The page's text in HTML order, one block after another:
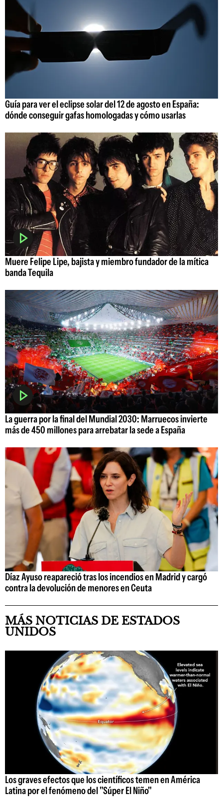
Guía para ver el eclipse solar del 12 de agosto en España:
dónde conseguir gafas homologadas y cómo usarlas
Muere Felipe Lipe, bajista y miembro fundador de la mítica
banda Tequila
La guerra por la final del Mundial 2030: Marruecos invierte
más de 450 millones para arrebatar la sede a España
Díaz Ayuso reapareció tras los incendios en Madrid y cargó
contra la devolución de menores en Ceuta
MÁS NOTICIAS DE ESTADOS
UNIDOS
Los graves efectos que los científicos temen en América
Latina por el fenómeno del "Súper El Niño"